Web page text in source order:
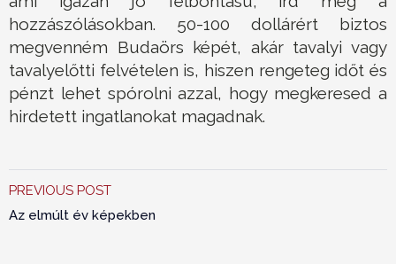
hozzászólásokban. 50-100 dollárért biztos
megvenném Budaörs képét, akár tavalyi vagy
tavalyelőtti felvételen is, hiszen rengeteg időt és
pénzt lehet spórolni azzal, hogy megkeresed a
hirdetett ingatlanokat magadnak.
PREVIOUS POST
Az elmúlt év képekben